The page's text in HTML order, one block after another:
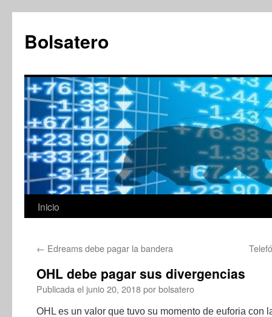
contenido
Bolsatero
Inicio
← Edreams debe pagar la bandera
OHL debe pagar sus divergencias
Publicada el junio 20, 2018porbolsatero
OHL es un valor que tuvo su momento de euforia con